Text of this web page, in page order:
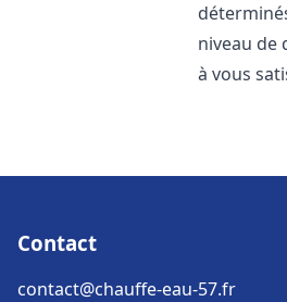
niveau de
à vous
Contact
contact@chauffe-eau-57.fr